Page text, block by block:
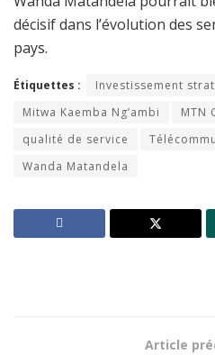
décisif dans l’évolution des
pays.
Étiquettes :
Investissement
Mitwa Kaemba Ng’ambi
MTN
qualité de service
Wanda Matandela
Article